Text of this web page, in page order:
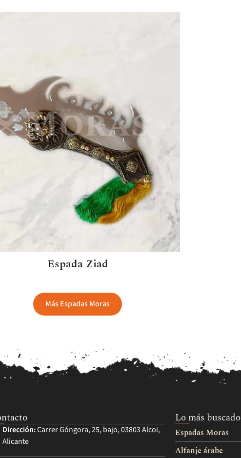
Espada Ziad
Más Espadas Moras
Dirección:Carrer Góngora, 25, bajo, 03803 Alcoi,
Alicante
Lo más buscado
Espadas Moras
Alfanje árabe